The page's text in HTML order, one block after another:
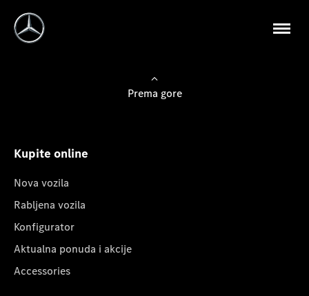
Prema gore
Kupite online
Nova vozila
Rabljena vozila
Konfigurator
Aktualna ponuda i akcije
Accessories